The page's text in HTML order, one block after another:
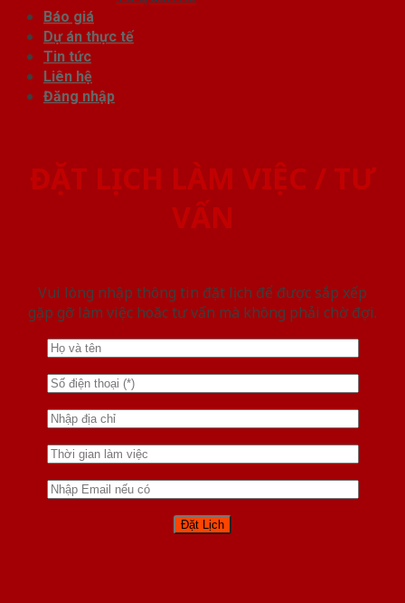
Báo giá
Dự án thực tế
Tin tức
Liên hệ
Đăng nhập
ĐẶT LỊCH LÀM VIỆC / TƯ
VẤN
Vui lòng nhập thông tin đặt lịch để được sắp xếp
gặp gỡ làm việc hoăc tư vấn mà không phải chờ đợi.